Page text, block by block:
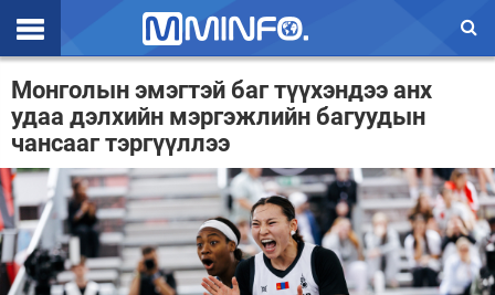
Эхлэл
Цаг агаар
Валют ханш
Улс төр
Эдийн засаг
Монголын эмэгтэй баг түүхэндээ анх
удаа дэлхийн мэргэжлийн багуудын
чансааг тэргүүллээ